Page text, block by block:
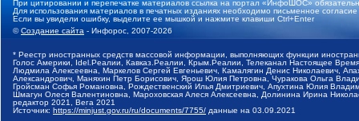
При цитировании и перепечатке материалов ссылка на портал «ИнфоШОС»
Для использования материалов в печатных изданиях необходимо письменное
Если вы увидели ошибку, выделите ее мышкой и нажмите клавиши Ctrl+Enter
©Создание сайта - Инфорос, 2007-2026
* Реестр иностранных средств массовой информации, выполняющих функции
Голос Америки, Idel.Реалии, Кавказ.Реалии, Крым.Реалии, Телеканал Настоящее
Людмила Алексеевна, Маркелов Сергей Евгеньевич, Камалягин Денис Николаевич,
Александрович, Маняхин Петр Борисович, Ярош Юлия Петровна, Чуракова Ольга
Гройсман Софья Романовна, Рождественский Илья Дмитриевич, Апухтина Юлия
Шмагун Олеся Валентиновна, Мароховская Алеся Алексеевна, Долинина Ирина
редактор 2021, Вега 2021
Источник: https://minjust.gov.ru/ru/documents/7755/ данные на 03.09.2021